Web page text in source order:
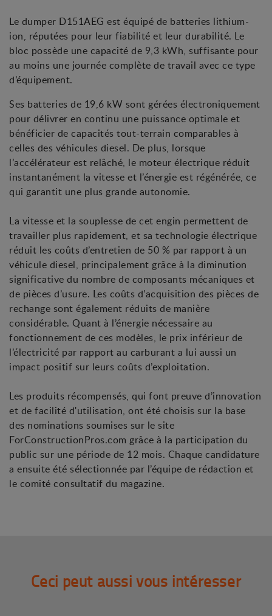
Le dumper D151AEG est équipé de batteries lithium-
ion, réputées pour leur fiabilité et leur durabilité. Le
bloc possède une capacité de 9,3 kWh, suffisante pour
au moins une journée complète de travail avec ce type
d’équipement.
Ses batteries de 19,6 kW sont gérées électroniquement
pour délivrer en continu une puissance optimale et
bénéficier de capacités tout-terrain comparables à
celles des véhicules diesel. De plus, lorsque
l’accélérateur est relâché, le moteur électrique réduit
instantanément la vitesse et l’énergie est régénérée, ce
qui garantit une plus grande autonomie.
La vitesse et la souplesse de cet engin permettent de
travailler plus rapidement, et sa technologie électrique
réduit les coûts d’entretien de 50 % par rapport à un
véhicule diesel, principalement grâce à la diminution
significative du nombre de composants mécaniques et
de pièces d’usure. Les coûts d’acquisition des pièces de
rechange sont également réduits de manière
considérable. Quant à l’énergie nécessaire au
fonctionnement de ces modèles, le prix inférieur de
l’électricité par rapport au carburant a lui aussi un
impact positif sur leurs coûts d’exploitation.
Les produits récompensés, qui font preuve d’innovation
et de facilité d'utilisation, ont été choisis sur la base
des nominations soumises sur le site
ForConstructionPros.com grâce à la participation du
public sur une période de 12 mois. Chaque candidature
a ensuite été sélectionnée par l’équipe de rédaction et
le comité consultatif du magazine.
Ceci peut aussi vous intéresser